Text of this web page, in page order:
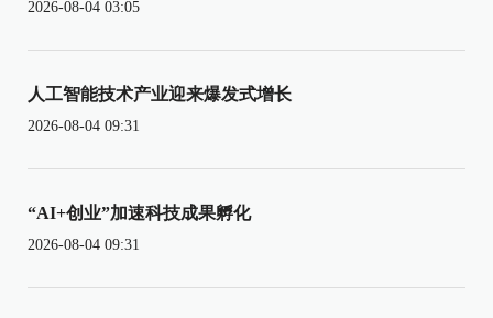
2026-08-04 03:05
人工智能技术产业迎来爆发式增长
2026-08-04 09:31
“AI+创业”加速科技成果孵化
2026-08-04 09:31